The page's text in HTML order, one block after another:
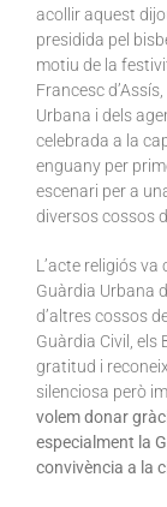
acollir aquest
presidida pel
motiu de la
Francesc
Urbana i dels
celebrada a la
enguany per
escenari per a
diversos cossos
L’acte religiós
Guàrdia Urbana
d’altres cossos
Guàrdia Civil, els
gratitud i
silenciosa però
volem donar
especialment la
convivència a la